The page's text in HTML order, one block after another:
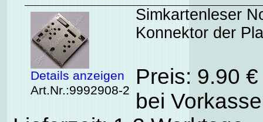
Details anzeigen
Art.Nr.:9992908-2
Simkartenleser
Konnektor der
Preis: 9.90
bei